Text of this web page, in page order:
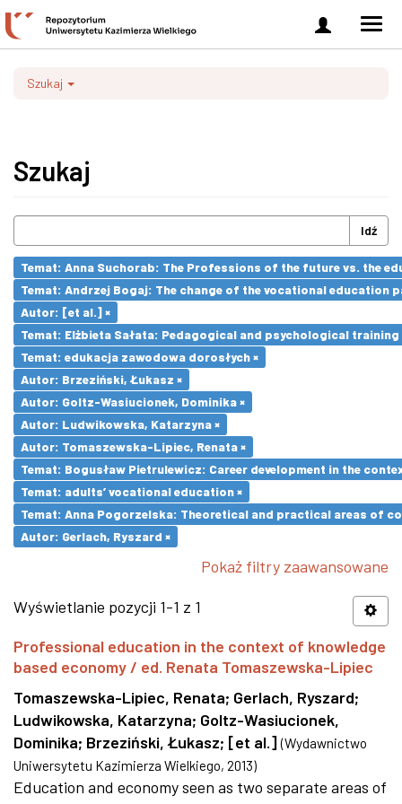
Zaloguj
się
Szukaj
Szukaj
Idź
Temat: Anna Suchorab: The Professions of the future vs. the
Temat: Andrzej Bogaj: The change of the vocational education
Autor: [et al.] ×
Temat: Elżbieta Sałata: Pedagogical and psychological
Temat: edukacja zawodowa dorosłych ×
Autor: Brzeziński, Łukasz ×
Autor: Goltz-Wasiucionek, Dominika ×
Autor: Ludwikowska, Katarzyna ×
Autor: Tomaszewska-Lipiec, Renata ×
Temat: Bogusław Pietrulewicz: Career development in the
Temat: adults’ vocational education ×
Temat: Anna Pogorzelska: Theoretical and practical areas of
Autor: Gerlach, Ryszard ×
Pokaż filtry zaawansowane
Wyświetlanie pozycji 1-1 z 1
Professional education in the context of knowledge
based economy / ed. Renata Tomaszewska-Lipiec
Tomaszewska-Lipiec, Renata; Gerlach, Ryszard;
Ludwikowska, Katarzyna; Goltz-Wasiucionek,
Dominika; Brzeziński, Łukasz; [et al.] (Wydawnictwo
Uniwersytetu Kazimierza Wielkiego, 2013)
Education and economy seen as two separate areas of